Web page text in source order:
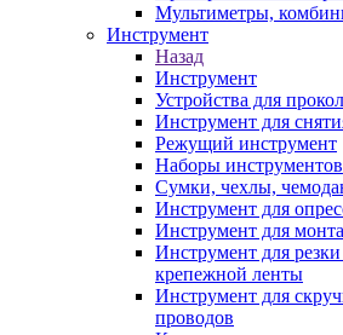
Мультиметры,
Инструмент
Назад
Инструмент
Устройства для
Инструмент для
Режущий инструмент
Наборы инструментов
Сумки, чехлы,
Инструмент для
Инструмент для
Инструмент для
крепежной ленты
Инструмент для
проводов